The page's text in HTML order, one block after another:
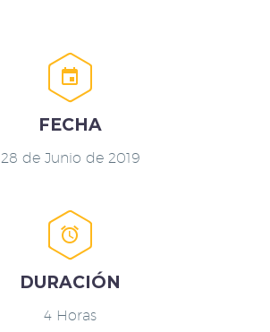


FECHA
28 de Junio de 2019


DURACIÓN
4 Horas